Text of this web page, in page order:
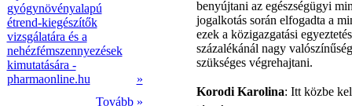
gyógynövényalapú
étrend-kiegészítők
vizsgálatára és a
nehézfémszennyezések
kimutatására -
pharmaonline.hu
»
Tovább »
benyújtani az egészségügyi
jogalkotás során elfogadta a
ezek a közigazgatási
százalékánál nagy
szükséges végrehajtani.
Korodi Karolina: Itt közbe